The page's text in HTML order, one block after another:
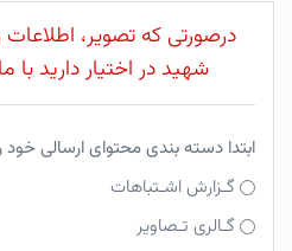
درصورتی که تصویر،
شهید در اختیار دارید با
ابتدا دسته بندی محتوای ارسالی
گـزارش اشـتباهات
گـالری تـصاویر